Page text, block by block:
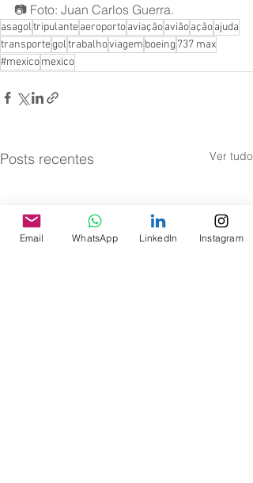
📷 Foto: Juan Carlos Guerra.
asagoltripulanteaeroportoaviaçãoaviãoaçãoajuda
transportegoltrabalhoviagem boeing 737 max
#mexicomexico
Posts recentes Ver tudo
Email WhatsApp LinkedIn Instagram